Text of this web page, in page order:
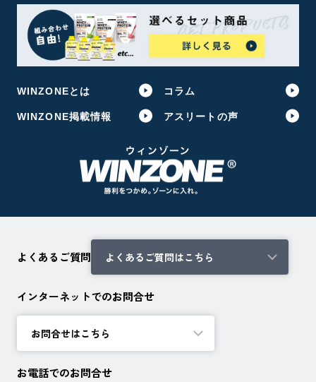
WINZONEとは
コラム
WINZONE掲載情報
アスリートの声
よくあるご質問 よくあるご質問はこちら
インターネットでのお問合せ
お問合せはこちら
お電話でのお問合せ